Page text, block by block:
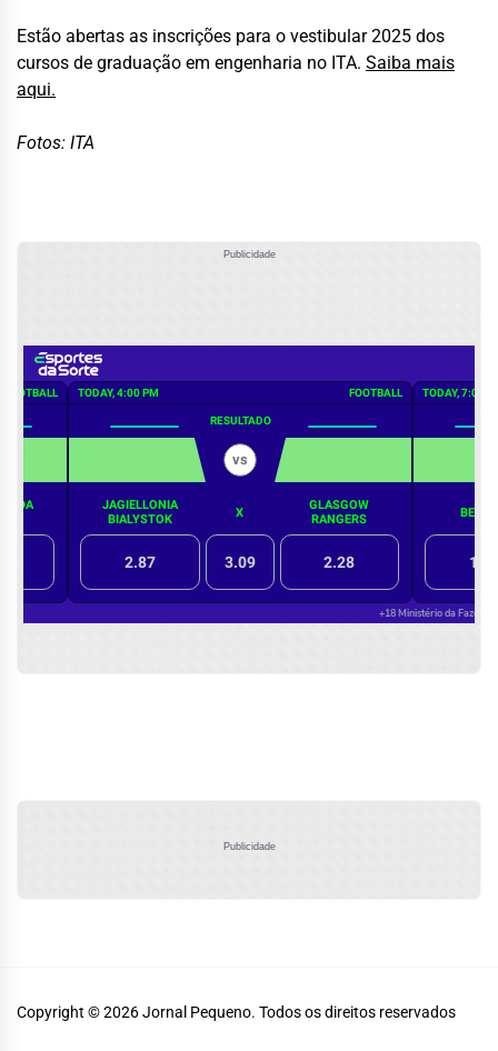
Estão abertas as inscrições para o vestibular 2025 dos
cursos de graduação em engenharia no ITA. Saiba mais
aqui.
Fotos: ITA
Publicidade
Publicidade
Copyright © 2026Jornal Pequeno. Todos os direitos reservados